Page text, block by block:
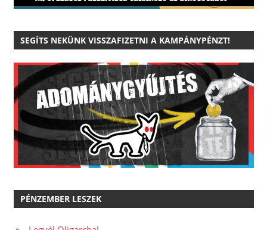
SEGÍTS NEKÜNK VISSZAFIZETNI A KAMPÁNYPÉNZT!
PÉNZEMBER LESZEK